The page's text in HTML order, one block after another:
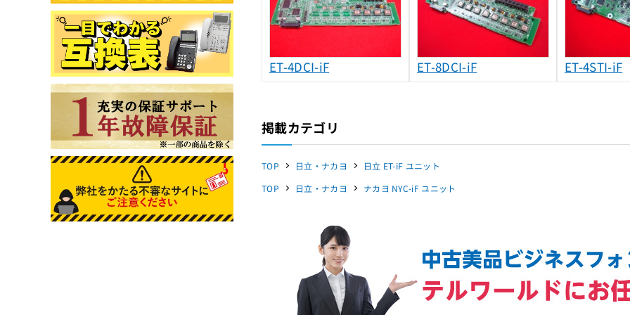
ET-4DCI-iF ET-8DCI-iF ET-4STI-iF
掲載カテゴリ
TOP 日立・ナカヨ
日立 ET-iF ユニット
TOP
日立・ナカヨ ナカヨ NYC-iF ユニット